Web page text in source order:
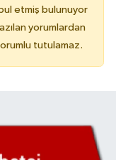
etmiş bulunuyor
yorumlardan
tutulamaz.